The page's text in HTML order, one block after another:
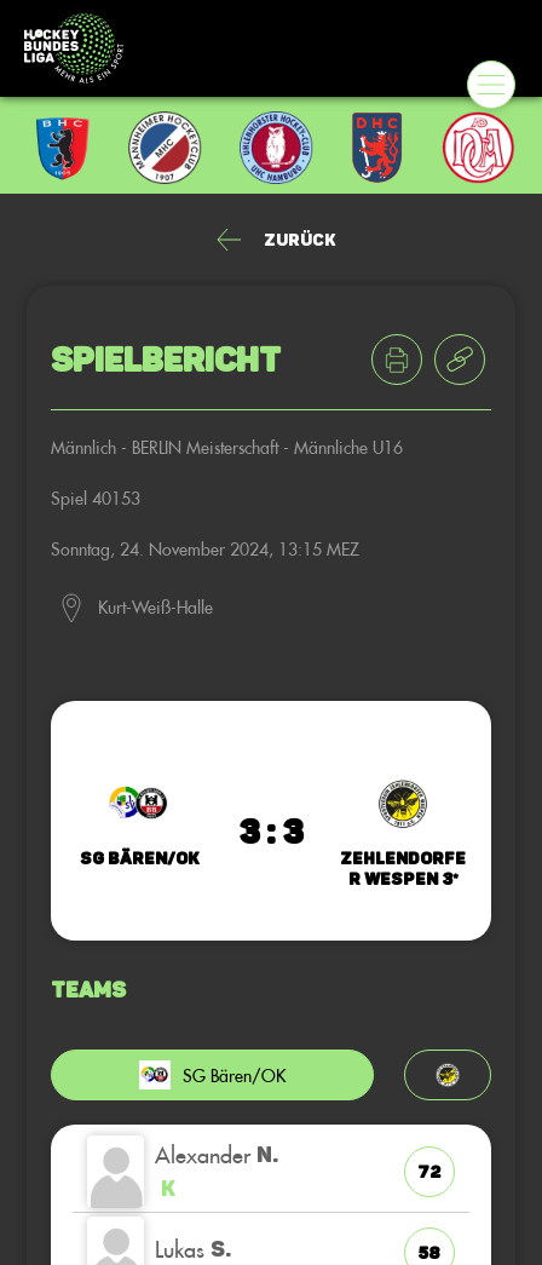
Zurück
Spielbericht
Männlich - BERLIN Meisterschaft - Männliche U16
Spiel 40153
Sonntag, 24. November 2024, 13:15 MEZ
Kurt-Weiß-Halle
SG Bären/OK
3 : 3
Zehlendorfe
r Wespen 3*
Teams
SG Bären/OK
Alexander N.
K
72
Lukas S. 58